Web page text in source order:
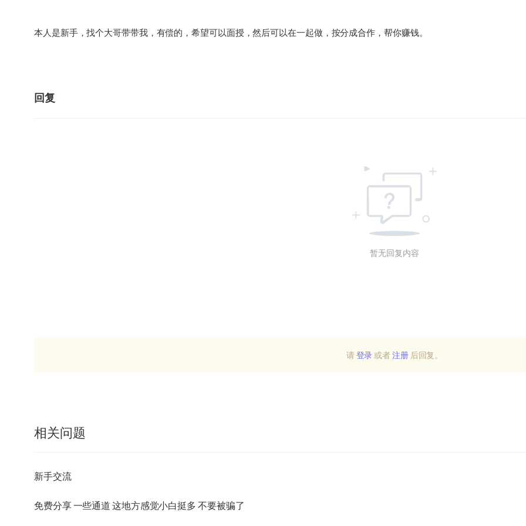
本人是新手，找个大哥带带我，有偿的，希望可以面授，然后可以在一起做，按分成合作，帮你赚钱。
回复
暂无回复内容
请登录或者注册后回复。
相关问题
新手交流
免费分享 一些通道 这地方感觉小白挺多 不要被骗了